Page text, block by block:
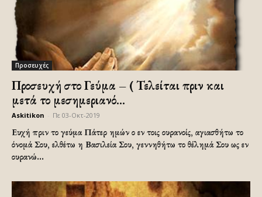
Προσευχές
Προσευχή στο Γεύμα – ( Τελείται πριν και
μετά το μεσημεριανό...
Askitikon Πε 03-Οκτ-2019
Ευχή πριν το γεύμα Πάτερ ημών ο εν τοις ουρανοίς, αγιασθήτω το
όνομά Σου, ελθέτω η Βασιλεία Σου, γεννηθήτω το θέλημά Σου ως εν
ουρανώ...